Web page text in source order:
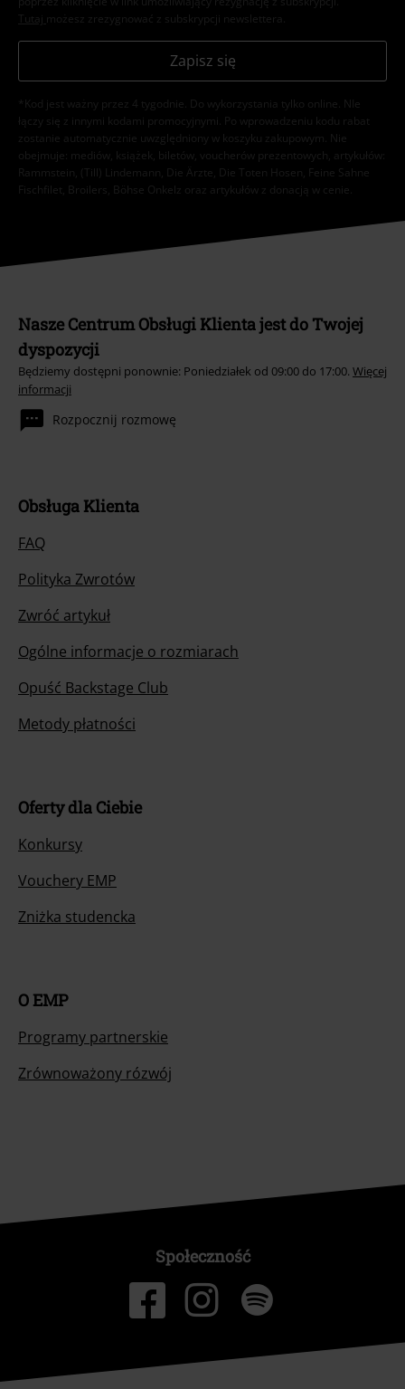
Tutaj możesz zrezygnować z subskrypcji newslettera.
Zapisz się
*Kod jest ważny przez 4 tygodnie. Do wykorzystania tylko online. NIe
łączy się z innymi kodami promocyjnymi. Po wprowadzeniu kodu rabat
zostanie automatycznie uwzględniony w koszyku zakupowym. Nie
obejmuje: mediów, książek, biletów, voucherów prezentowych, artykułów:
Rammstein, (Till) Lindemann, Die Ärzte, Die Toten Hosen, Feine Sahne
Fischfilet, Broilers, Böhse Onkelz oraz artykułów z donacją w cenie.
Nasze Centrum Obsługi Klienta jest do Twojej
dyspozycji
Będziemy dostępni ponownie: Poniedziałek od 09:00 do 17:00. Więcej
informacji
Rozpocznij rozmowę
Obsługa Klienta
FAQ
Polityka Zwrotów
Zwróć artykuł
Ogólne informacje o rozmiarach
Opuść Backstage Club
Metody płatności
Oferty dla Ciebie
Konkursy
Vouchery EMP
Zniżka studencka
O EMP
Programy partnerskie
Zrównoważony rózwój
Społeczność